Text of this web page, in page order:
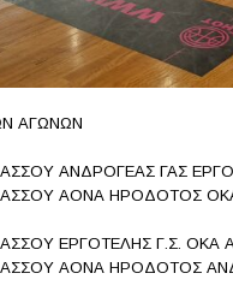
ΑΓΩΝΩΝ
ΑΝΔΡΟΓΕΑΣ ΓΑΣ
ΑΟΝΑ ΗΡΟΔΟΤΟΣ
ΕΡΓΟΤΕΛΗΣ Γ.Σ. ΟΚΑ
ΑΟΝΑ ΗΡΟΔΟΤΟΣ